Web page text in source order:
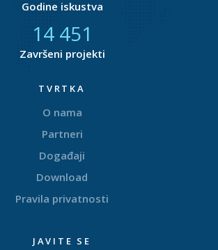
Godine iskustva
14 753
Završeni projekti
TVRTKA
O nama
Partneri
Događaji
Download
Pravila privatnosti
JAVITE SE